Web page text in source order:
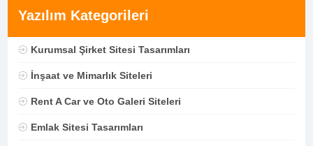
Yazılım Kategorileri
Kurumsal Şirket Sitesi Tasarımları
İnşaat ve Mimarlık Siteleri
Rent A Car ve Oto Galeri Siteleri
Emlak Sitesi Tasarımları